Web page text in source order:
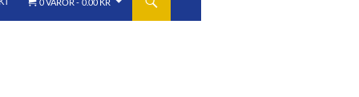
0 VAROR 0.00 KR